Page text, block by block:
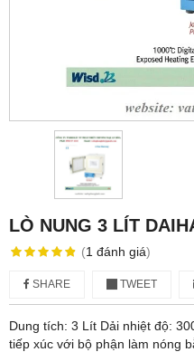
LÒ NUNG 3 LÍT
(1 đánh giá)
SHARE TWEET
Dung tích: 3 Lít Dải nhiệt độ:
tiếp xúc với bộ phận làm nóng